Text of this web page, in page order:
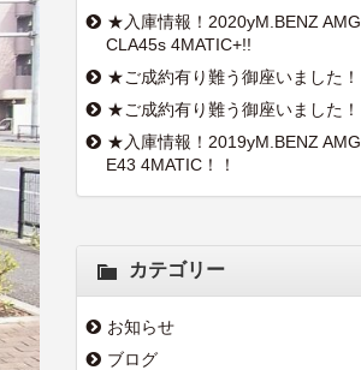
★入庫情報！2020yM.BENZ AMG
CLA45s 4MATIC+!!
★ご成約有り難う御座いました！
★ご成約有り難う御座いました！
★入庫情報！2019yM.BENZ AMG
E43 4MATIC！！
カテゴリー
お知らせ
ブログ